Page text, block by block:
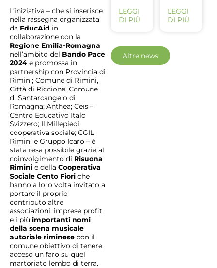
L’iniziativa – che si inserisce
nella rassegna organizzata
da EducAid in
collaborazione con la
Regione Emilia-Romagna
nell’ambito del Bando Pace
2024 e promossa in
partnership con Provincia di
Rimini; Comune di Rimini,
Città di Riccione, Comune
di Santarcangelo di
Romagna; Anthea; Ceis –
Centro Educativo Italo
Svizzero; Il Millepiedi
cooperativa sociale; CGIL
Rimini e Gruppo Icaro – è
stata resa possibile grazie al
coinvolgimento di Risuona
Rimini e della Cooperativa
Sociale Cento Fiori che
hanno a loro volta invitato a
portare il proprio
contributo altre
associazioni, imprese profit
e i più importanti nomi
della scena musicale
autoriale riminese con il
comune obiettivo di tenere
acceso un faro su quel
martoriato lembo di terra.
LEGGI
DI PIÙ
LEGGI
DI PIÙ
Altre news